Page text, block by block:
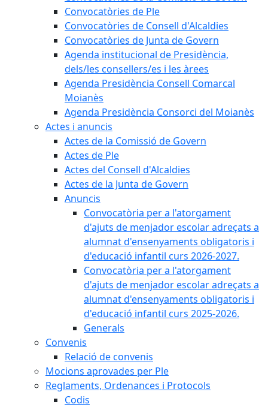
Convocatòries de Ple
Convocatòries de Consell d'Alcaldies
Convocatòries de Junta de Govern
Agenda institucional de Presidència,
dels/les consellers/es i les àrees
Agenda Presidència Consell Comarcal
Moianès
Agenda Presidència Consorci del Moianès
Actes i anuncis
Actes de la Comissió de Govern
Actes de Ple
Actes del Consell d'Alcaldies
Actes de la Junta de Govern
Anuncis
Convocatòria per a l'atorgament
d'ajuts de menjador escolar adreçats a
alumnat d'ensenyaments obligatoris i
d'educació infantil curs 2026-2027.
Convocatòria per a l'atorgament
d'ajuts de menjador escolar adreçats a
alumnat d'ensenyaments obligatoris i
d'educació infantil curs 2025-2026.
Generals
Convenis
Relació de convenis
Mocions aprovades per Ple
Reglaments, Ordenances i Protocols
Codis